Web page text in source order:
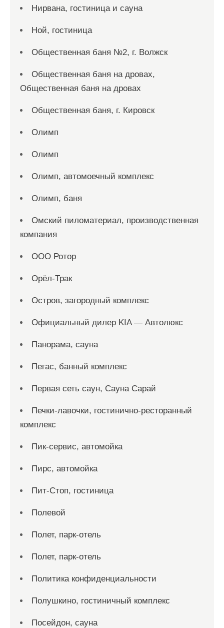
Нирвана, гостиница и сауна
Ной, гостиница
Общественная баня №2, г. Волжск
Общественная баня на дровах,
Общественная баня на дровах
Общественная баня, г. Кировск
Олимп
Олимп
Олимп, автомоечный комплекс
Олимп, баня
Омский пиломатериал, производственная
компания
ООО Ротор
Орёл-Трак
Остров, загородный комплекс
Официальный дилер KIA — Автолюкс
Панорама, сауна
Пегас, банный комплекс
Первая сеть саун, Сауна Сарай
Печки-лавочки, гостинично-ресторанный
комплекс
Пик-сервис, автомойка
Пирс, автомойка
Пит-Стоп, гостиница
Полевой
Полет, парк-отель
Полет, парк-отель
Политика конфиденциальности
Полушкино, гостиничный комплекс
Посейдон, сауна